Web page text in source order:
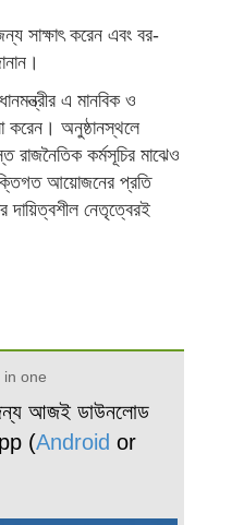
সাক্ষাৎ করেন এবং বর-
এ মানবিক ও
অনুষ্ঠানস্থলে
কর্মসূচির মাঝেও
আয়োজনের প্রতি
দায়িত্বশীল নেতৃত্বেরই
in one
আজই ডাউনলোড
(Android or